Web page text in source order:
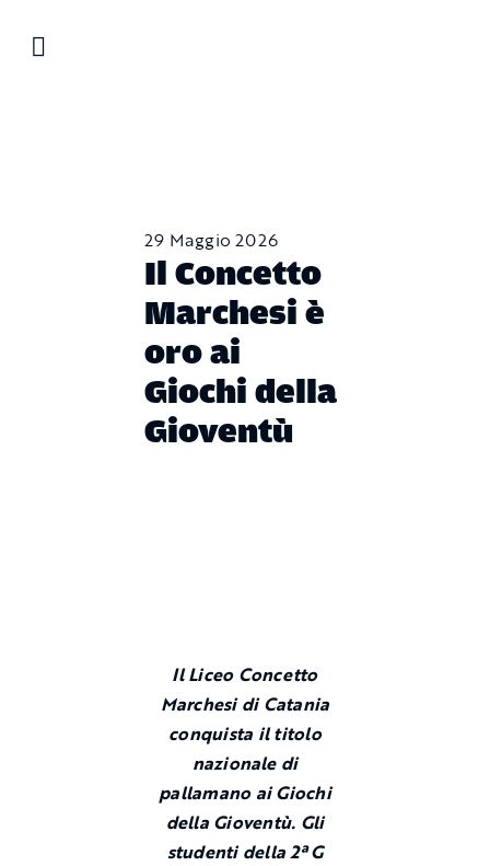
29 Maggio 2026
Il Concetto
Marchesi è
oro ai
Giochi della
Gioventù
Il Liceo Concetto
Marchesi di Catania
conquista il titolo
nazionale di
pallamano ai Giochi
della Gioventù. Gli
studenti della 2ª G